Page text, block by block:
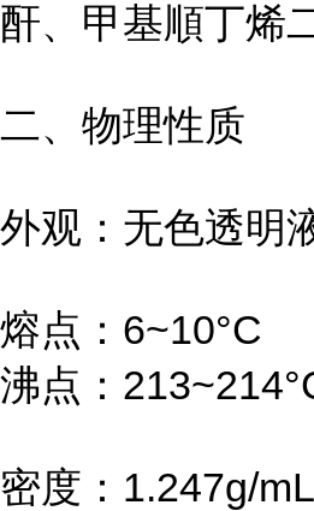
酐、甲基順丁烯
二、物理性质
外观：无色透明
熔点：6~10°C
沸点：
密度：1.247g/mL